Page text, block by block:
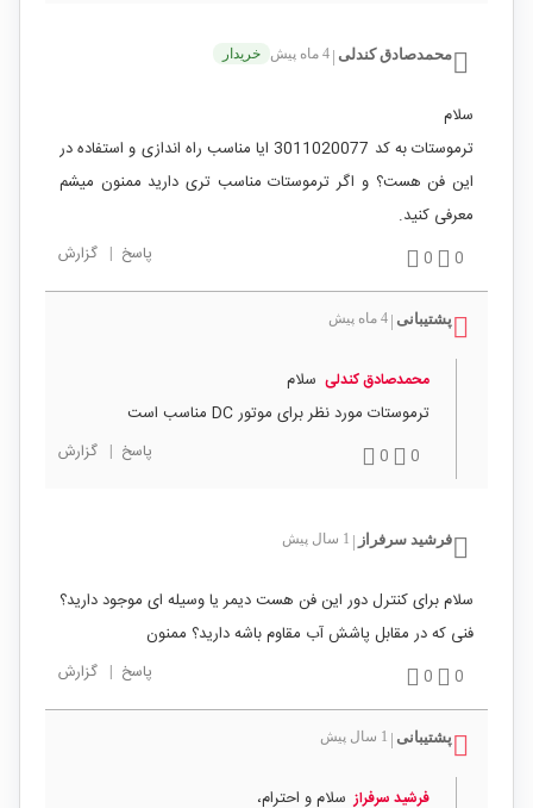
محمدصادق کندلی | 4 ماه پیش خریدار
سلام
ترموستات به کد 3011020077 ایا مناسب راه اندازی و استفاده در
این فن هست؟ و اگر ترموستات مناسب تری دارید ممنون میشم
معرفی کنید.
0
0 پاسخ | گزارش
پشتیبانی | 4 ماه پیش
محمدصادق کندلی سلام
ترموستات مورد نظر برای موتور DC مناسب است
0
0 پاسخ | گزارش
فرشید سرفراز | 1 سال پیش
سلام برای کنترل دور این فن هست دیمر یا وسیله ای موجود دارید؟
فنی که در مقابل پاشش آب مقاوم باشه دارید؟ ممنون
0
0 پاسخ | گزارش
پشتیبانی | 1 سال پیش
فرشید سرفراز سلام و احترام،